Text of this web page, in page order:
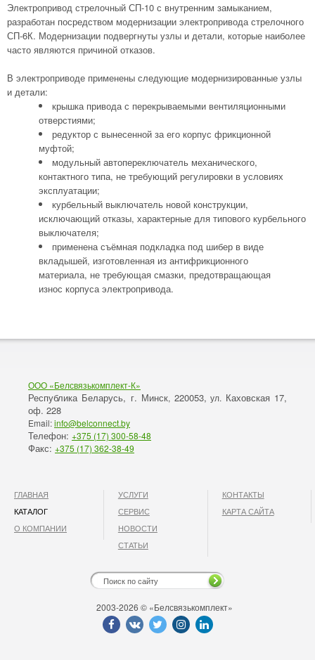
Электропривод стрелочный СП-10 с внутренним замыканием,
разработан посредством модернизации электропривода стрелочного
СП-6К. Модернизации подвергнуты узлы и детали, которые наиболее
часто являются причиной отказов.
В электроприводе применены следующие модернизированные узлы
и детали:
крышка привода с перекрываемыми вентиляционными
отверстиями;
редуктор с вынесенной за его корпус фрикционной
муфтой;
модульный автопереключатель механического,
контактного типа, не требующий регулировки в условиях
эксплуатации;
курбельный выключатель новой конструкции,
исключающий отказы, характерные для типового курбельного
выключателя;
применена съёмная подкладка под шибер в виде
вкладышей, изготовленная из антифрикционного
материала, не требующая смазки, предотвращающая
износ корпуса электропривода.
ООО «Белсвязькомплект-К»
Республика Беларусь, г. Минск, 220053, ул. Каховская 17,
оф. 228
Email:info@belconnect.by
Телефон: +375 (17) 300-58-48
Факс: +375 (17) 362-38-49
ГЛАВНАЯ
КАТАЛОГ
О КОМПАНИИ
УСЛУГИ
СЕРВИС
НОВОСТИ
СТАТЬИ
КОНТАКТЫ
КАРТА САЙТА
2003-2026 © «Белсвязькомплект»